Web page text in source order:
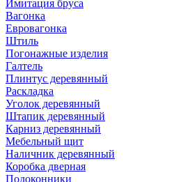
Имитация бруса
Вагонка
Евровагонка
Штиль
Погонажные изделия
Галтель
Плинтус деревянный
Раскладка
Уголок деревянный
Штапик деревянный
Карниз деревянный
Мебельный щит
Наличник деревянный
Коробка дверная
Подоконники